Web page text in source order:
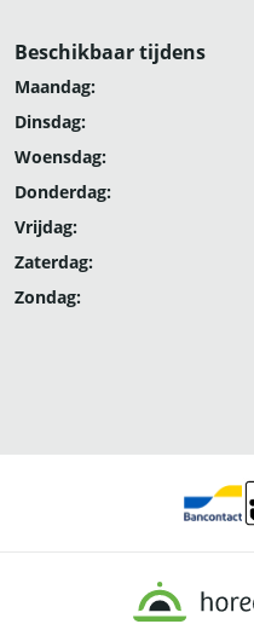
Beschikbaar tijdens
Maandag:
Dinsdag:
Woensdag:
Donderdag:
Vrijdag:
Zaterdag:
Zondag: